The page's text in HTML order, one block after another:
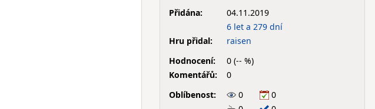
Přidána:
04.11.2019
6 let a 279 dní
Hru přidal:
raisen
Hodnocení:
0 (-- %)
Komentářů:
0
Oblíbenost:
0
0